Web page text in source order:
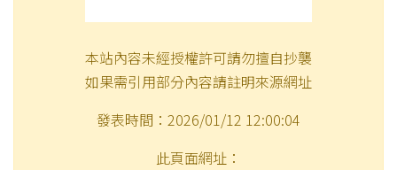
本站內容未經授權許可請勿擅自抄襲
如果需引用部分內容請註明來源網址
發表時間：2026/01/12 12:00:04
此頁面網址：